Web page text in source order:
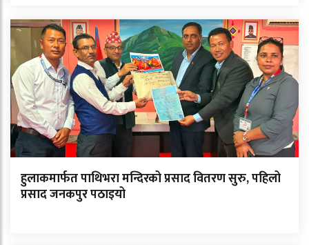
हुलाकमार्फत पाथिभरा मन्दिरको प्रसाद वितरण सुरु, पहिलो
प्रसाद जनकपुर पठाइयो